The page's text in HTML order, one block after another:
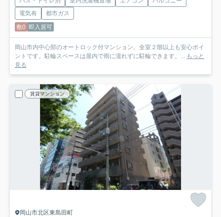
電気有
都市ガス
敷0 即入居可
岡山市内中心部のオートロック付マンション。全室２階以上も安心ポイ
ントです。駐輪スペースは屋内で雨に濡れずに駐輪できます。... もっと
見る
賃貸マンション
岡山市北区東島田町